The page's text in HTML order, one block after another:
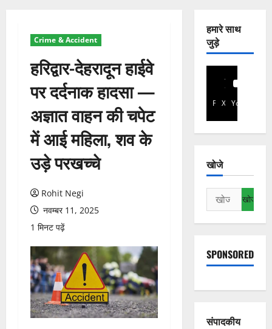
Crime & Accident
हरिद्वार-देहरादून हाईवे
पर दर्दनाक हादसा —
अज्ञात वाहन की चपेट
में आई महिला, शव के
उड़े परखच्चे
Rohit Negi
नवम्बर 11, 2025
1 मिनट पढ़ें
हमारे साथ
जुड़े
Facebook
X YouTube
खोजे
निम्न
को
खोजें:
SPONSORED
संपादकीय